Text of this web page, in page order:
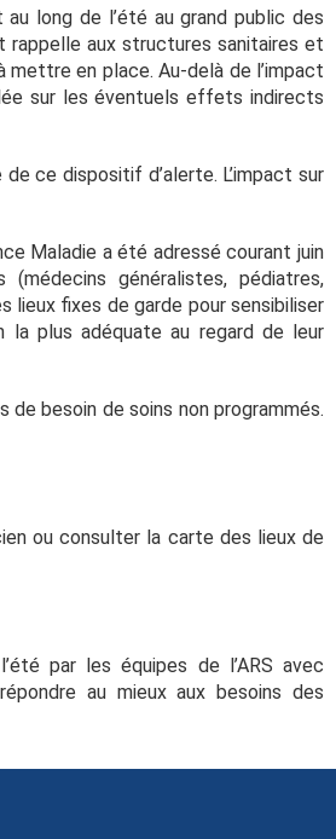
long de l’été au grand public des
rappelle aux structures sanitaires et
en place. Au-delà de l’impact
sur les éventuels effets indirects
ce dispositif d’alerte. L’impact sur
Maladie a été adressé courant juin
généralistes, pédiatres,
lieux fixes de garde pour sensibiliser
la plus adéquate au regard de leur
besoin de soins non programmés.
ou consulter la carte des lieux de
par les équipes de l’ARS avec
au mieux aux besoins des